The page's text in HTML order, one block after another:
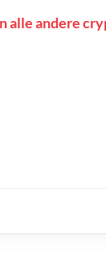
alle andere